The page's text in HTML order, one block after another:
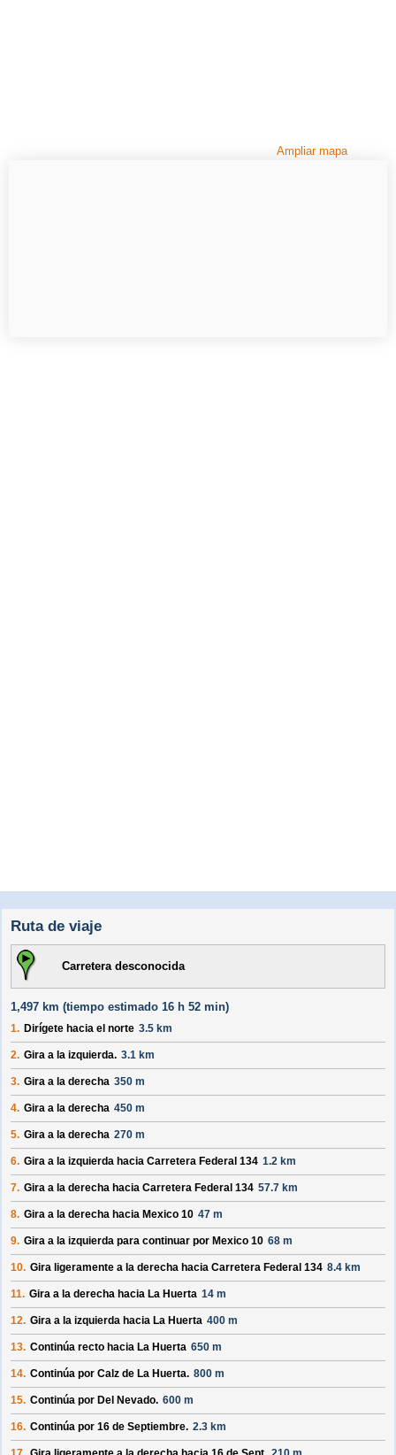
Ampliar mapa
Ruta de viaje
Carretera desconocida
1,497 km (tiempo estimado 16 h 52 min)
1. Dirígete hacia el norte 3.5 km
2. Gira a la izquierda. 3.1 km
3. Gira a la derecha 350 m
4. Gira a la derecha 450 m
5. Gira a la derecha 270 m
6. Gira a la izquierda hacia Carretera Federal 134 1.2 km
7. Gira a la derecha hacia Carretera Federal 134 57.7 km
8. Gira a la derecha hacia Mexico 10 47 m
9. Gira a la izquierda para continuar por Mexico 10 68 m
10. Gira ligeramente a la derecha hacia Carretera Federal 134 8.4 km
11. Gira a la derecha hacia La Huerta 14 m
12. Gira a la izquierda hacia La Huerta 400 m
13. Continúa recto hacia La Huerta 650 m
14. Continúa por Calz de La Huerta. 800 m
15. Continúa por Del Nevado. 600 m
16. Continúa por 16 de Septiembre. 2.3 km